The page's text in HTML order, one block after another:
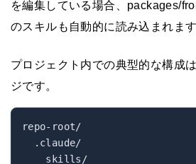
を編集している場合、packages/
のスキルも自動的に読み込まれます
プロジェクト内での典型的な構成
ジです。
repo-root/